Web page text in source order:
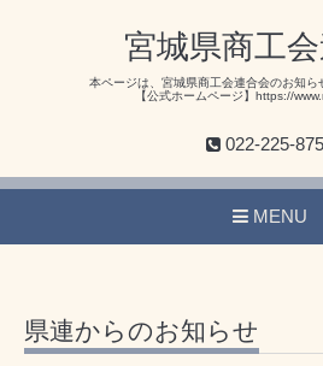
宮城県商工
本ページは、宮城県商工会連合会のお知ら
【公式ホームページ】https://
022-225-
MENU
県連からのお知らせ